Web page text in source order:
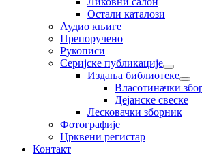
Остали каталози
Аудио књиге
Препоручено
Рукописи
Серијске публикације
Издања библиотеке
Власотиначки
Дејанске свеске
Лесковачки зборник
Фотографије
Црквени регистар
Контакт